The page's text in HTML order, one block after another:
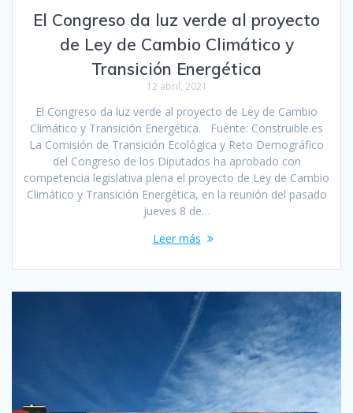
El Congreso da luz verde al proyecto
de Ley de Cambio Climático y
Transición Energética
12 abril, 2021
El Congreso da luz verde al proyecto de Ley de Cambio
Climático y Transición Energética. Fuente: Construible.es
La Comisión de Transición Ecológica y Reto Demográfico
del Congreso de los Diputados ha aprobado con
competencia legislativa plena el proyecto de Ley de Cambio
Climático y Transición Energética, en la reunión del pasado
jueves 8 de…
Leer más